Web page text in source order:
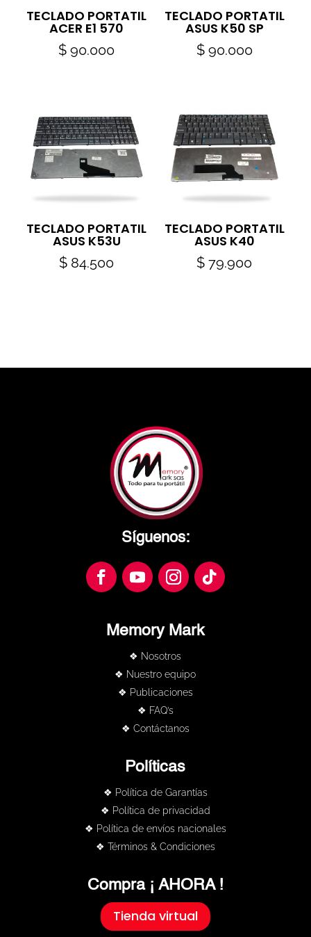
TECLADO PORTATIL
ACER E1 570
$ 90.000
TECLADO PORTATIL
ASUS K50 SP
$90.000
TECLADO PORTATIL
ASUS K53U
$ 84.500
TECLADO PORTATIL
ASUS K40
$ 79.900
Síguenos:
Memory Mark
❖ Nosotros
❖ Nuestro equipo
❖ Publicaciones
❖ FAQ’s
❖ Contáctanos
Políticas
❖ Política de Garantías
❖ Política de privacidad
❖ Política de envíos nacionales
❖ Términos & Condiciones
Compra ¡ AHORA !
Tienda virtual